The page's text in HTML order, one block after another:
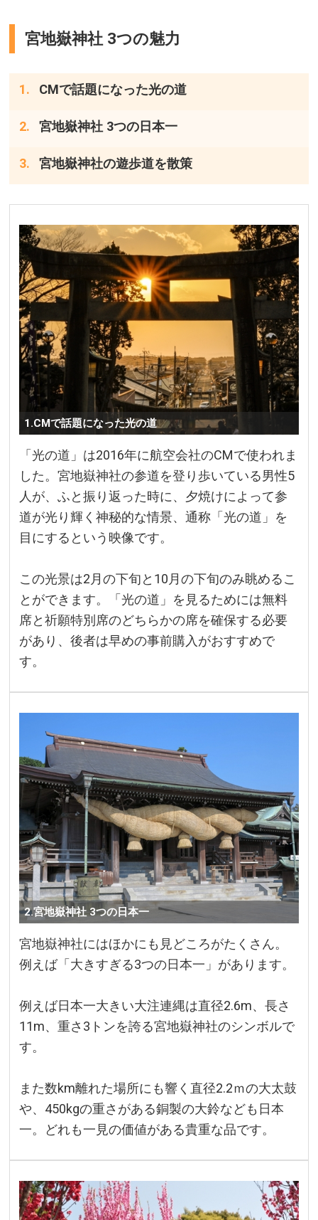
宮地嶽神社 3つの魅力
CMで話題になった光の道
宮地嶽神社 3つの日本一
宮地嶽神社の遊歩道を散策
1.CMで話題になった光の道
「光の道」は2016年に航空会社のCMで使われま
した。宮地嶽神社の参道を登り歩いている男性5
人が、ふと振り返った時に、夕焼けによって参
道が光り輝く神秘的な情景、通称「光の道」を
目にするという映像です。
この光景は2月の下旬と10月の下旬のみ眺めるこ
とができます。「光の道」を見るためには無料
席と祈願特別席のどちらかの席を確保する必要
があり、後者は早めの事前購入がおすすめで
す。
2.宮地嶽神社 3つの日本一
宮地嶽神社にはほかにも見どころがたくさん。
例えば「大きすぎる3つの日本一」があります。
例えば日本一大きい大注連縄は直径2.6m、長さ
11m、重さ3トンを誇る宮地嶽神社のシンボルで
す。
また数km離れた場所にも響く直径2.2ｍの大太鼓
や、450kgの重さがある銅製の大鈴なども日本
一。どれも一見の価値がある貴重な品です。